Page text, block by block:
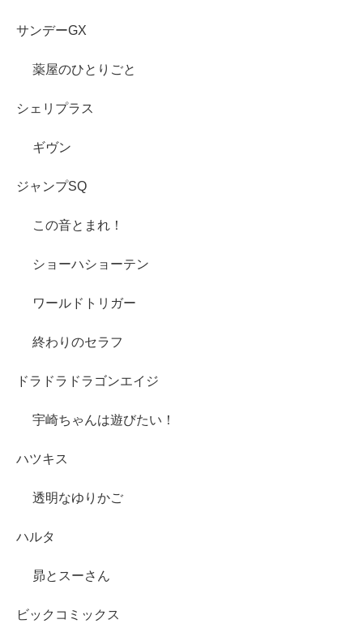
サンデーGX
薬屋のひとりごと
シェリプラス
ギヴン
ジャンプSQ
この音とまれ！
ショーハショーテン
ワールドトリガー
終わりのセラフ
ドラドラドラゴンエイジ
宇崎ちゃんは遊びたい！
ハツキス
透明なゆりかご
ハルタ
昴とスーさん
ビックコミックス